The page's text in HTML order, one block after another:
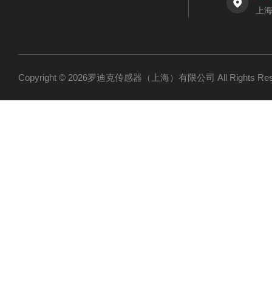
上
Copyright © 2026罗迪克传感器（上海）有限公司 All Rights